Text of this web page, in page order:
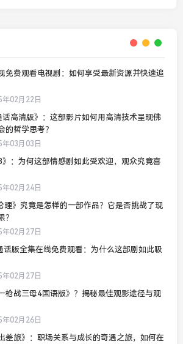
免费观看电视剧：如何享受最新资源并快速追
年02月22日
话高清版》：这部影片如何用高清技术呈现佛
的哲学思考？
年03月03日
》：为何这部情感剧如此受欢迎，观众究竟喜
年02月24日
理》究竟是怎样的一部作品？它是否挑战了现
？
年02月27日
话版全集在线免费观看：为什么这部剧如此吸
年02月27日
枪战三母4国语版》？揭秘最佳观影途径与观
年02月26日
差旅》：职场关系与成长的奇遇之旅，如何在